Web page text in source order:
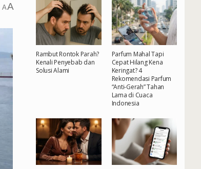
AA
Rambut Rontok Parah?
Kenali Penyebab dan
Solusi Alami
Parfum Mahal Tapi
Cepat Hilang Kena
Keringat? 4
Rekomendasi Parfum
“Anti-Gerah” Tahan
Lama di Cuaca
Indonesia